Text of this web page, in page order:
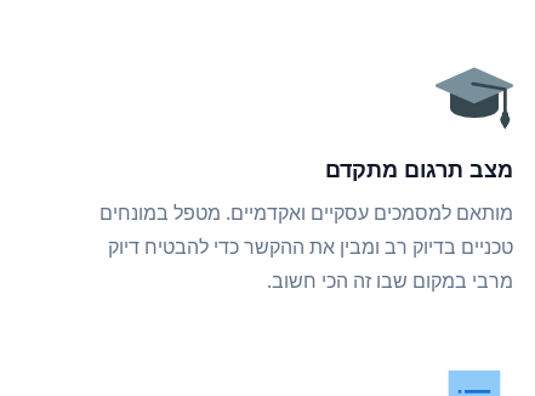
מצב תרגום מתקדם
מותאם למסמכים עסקיים ואקדמיים. מטפל במונחים
טכניים בדיוק רב ומבין את ההקשר כדי להבטיח דיוק
מרבי במקום שבו זה הכי חשוב.